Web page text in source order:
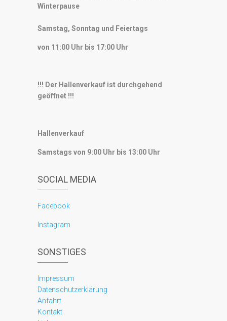
Winterpause
Samstag, Sonntag und Feiertags
von 11:00 Uhr bis 17:00 Uhr
!!! Der Hallenverkauf ist durchgehend
geöffnet !!!
Hallenverkauf
Samstags von 9:00 Uhr bis 13:00 Uhr
SOCIAL MEDIA
Facebook
Instagram
SONSTIGES
Impressum
Datenschutzerklärung
Anfahrt
Kontakt